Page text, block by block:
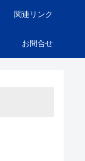
関連リンク
お問合せ